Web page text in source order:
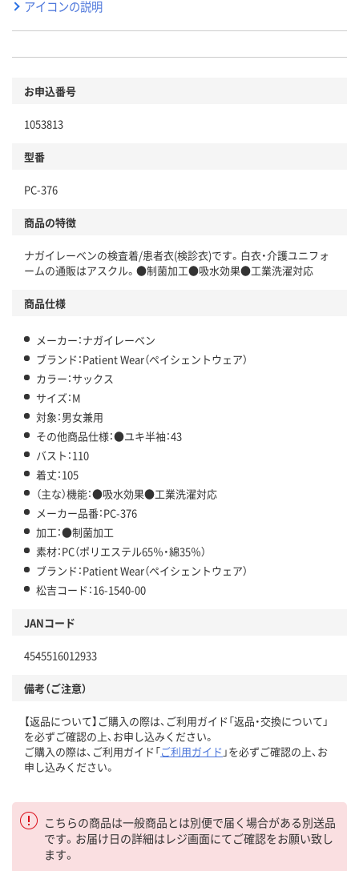
アイコンの説明
お申込番号
1053813
型番
PC-376
商品の特徴
ナガイレーベンの検査着/患者衣(検診衣)です。白衣・介護ユニフォ
ームの通販はアスクル。●制菌加工●吸水効果●工業洗濯対応
商品仕様
メーカー：ナガイレーベン
ブランド：Patient Wear（ペイシェントウェア）
カラー：サックス
サイズ：M
対象：男女兼用
その他商品仕様：●ユキ半袖：43
バスト：110
着丈：105
（主な）機能：●吸水効果●工業洗濯対応
メーカー品番：PC-376
加工：●制菌加工
素材：PC（ポリエステル65％・綿35％）
ブランド：Patient Wear（ペイシェントウェア）
松吉コード：16-1540-00
JANコード
4545516012933
備考（ご注意）
【返品について】ご購入の際は、ご利用ガイド「返品・交換について」
を必ずご確認の上、お申し込みください。
ご購入の際は、ご利用ガイド「ご利用ガイド 」を必ずご確認の上、お
申し込みください。
こちらの商品は一般商品とは別便で届く場合がある別送品
です。お届け日の詳細はレジ画面にてご確認をお願い致し
ます。